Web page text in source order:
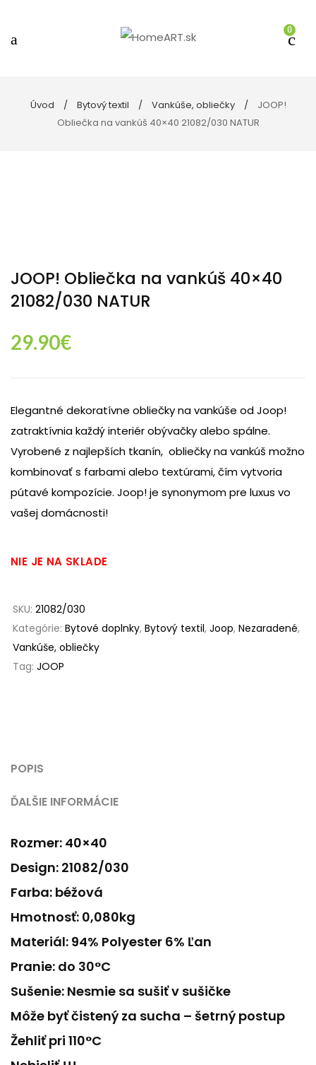
0
Úvod Bytový textil Vankúše, obliečky
JOOP!
Obliečka na vankúš 40×40 21082/030 NATUR
JOOP! Obliečka na vankúš 40×40
21082/030 NATUR
29.90€
Elegantné dekoratívne obliečky na vankúše od Joop!
zatraktívnia každý interiér obývačky alebo spálne.
Vyrobené z najlepších tkanín, obliečky na vankúš možno
kombinovať s farbami alebo textúrami, čím vytvoria
pútavé kompozície. Joop! je synonymom pre luxus vo
vašej domácnosti!
NIE JE NA SKLADE
SKU: 21082/030
Kategórie: Bytové doplnky, Bytový textil, Joop, Nezaradené,
Vankúše, obliečky
Tag: JOOP
POPIS
ĎALŠIE INFORMÁCIE
Rozmer: 40×40
Design: 21082/030
Farba: béžová
Hmotnosť: 0,080kg
Materiál: 94% Polyester 6% Ľan
Pranie: do 30°C
Sušenie: Nesmie sa sušiť v sušičke
Môže byť čistený za sucha – šetrný postup
Žehliť pri 110°C